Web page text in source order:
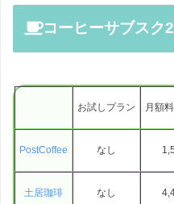
コーヒーサブスク
お試しプラン 月額
PostCoffee なし
土居珈琲 なし